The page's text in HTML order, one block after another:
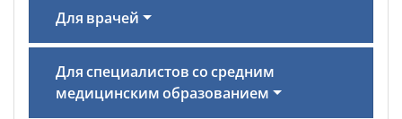
Для врачей
Для специалистов со средним
медицинским образованием